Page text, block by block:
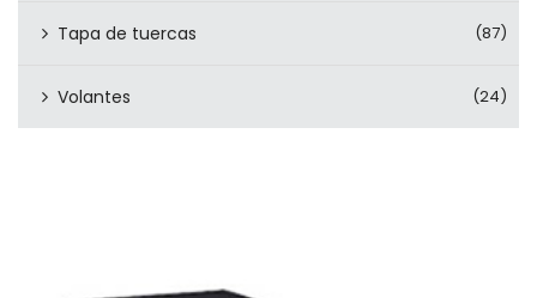
Tapa de tuercas (87)
Volantes (24)